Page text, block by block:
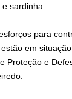
sardinha.
para
em
Proteção e